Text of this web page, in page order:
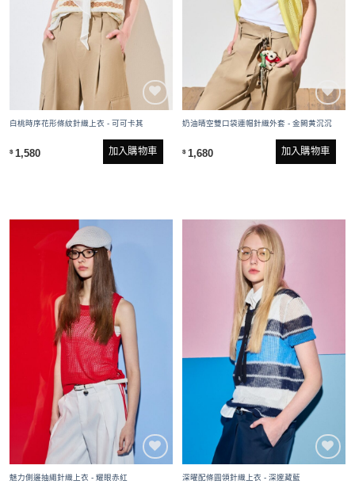
白桃時序花形條紋針織上衣 - 可可卡其
$ 1,580 加入購物車
奶油晴空雙口袋連帽針織外套 - 金闕黄沉沉
$ 1,680 加入購物車
魅力側邊抽繩針織上衣 - 耀眼赤紅 深曜配條圓領針織上衣 - 深邃藏藍